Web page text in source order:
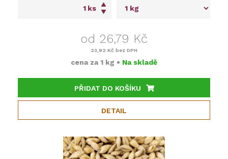
ks
od 26,79 Kč
23,92 Kč bez DPH
cena za 1 kg • Na skladě
PŘIDAT DO KOŠÍKU
DETAIL